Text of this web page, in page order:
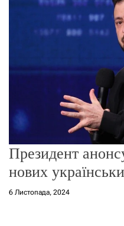
Президент
нових
6 Листопада, 2024